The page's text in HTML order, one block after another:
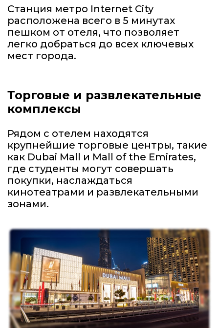
Станция метро Internet City
расположена всего в 5 минутах
пешком от отеля, что позволяет
легко добраться до всех ключевых
мест города.
Торговые и развлекательные
комплексы
Рядом с отелем находятся
крупнейшие торговые центры, такие
как Dubai Mall и Mall of the Emirates,
где студенты могут совершать
покупки, наслаждаться
кинотеатрами и развлекательными
зонами.